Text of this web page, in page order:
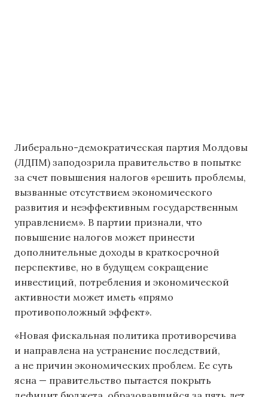
Либерально-демократическая партия Молдовы
(ЛДПМ) заподозрила правительство в попытке
за счет повышения налогов «решить проблемы,
вызванные отсутствием экономического
развития и неэффективным государственным
управлением». В партии признали, что
повышение налогов может принести
дополнительные доходы в краткосрочной
перспективе, но в будущем сокращение
инвестиций, потребления и экономической
активности может иметь «прямо
противоположный эффект».
«Новая фискальная политика противоречива
и направлена ​​на устранение последствий,
а не причин экономических проблем. Ее суть
ясна — правительство пытается покрыть